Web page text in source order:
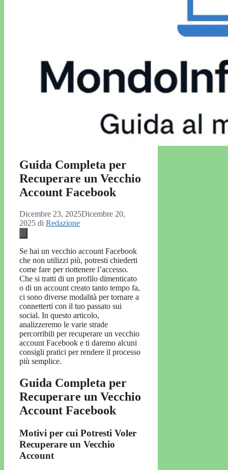
Guida Completa per
Recuperare un Vecchio
Account Facebook
Dicembre 23, 2025Dicembre 20,
2025 di Redazione
Se hai un vecchio account Facebook
che non utilizzi più, potresti chiederti
come fare per riottenere l’accesso.
Che si tratti di un profilo dimenticato
o di un account creato tanto tempo fa,
ci sono diverse modalità per tornare a
connetterti con il tuo passato sui
social. In questo articolo,
analizzeremo le varie strade
percorribili per recuperare un vecchio
account Facebook e ti daremo alcuni
consigli pratici per rendere il processo
più semplice.
Guida Completa per
Recuperare un Vecchio
Account Facebook
Motivi per cui Potresti Voler
Recuperare un Vecchio
Account